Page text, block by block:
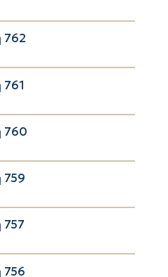
762
760
759
756